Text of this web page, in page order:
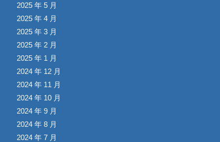
2025 年 5 月
2025 年 4 月
2025 年 3 月
2025 年 2 月
2025 年 1 月
2024 年 12 月
2024 年 11 月
2024 年 10 月
2024 年 9 月
2024 年 8 月
2024 年 7 月